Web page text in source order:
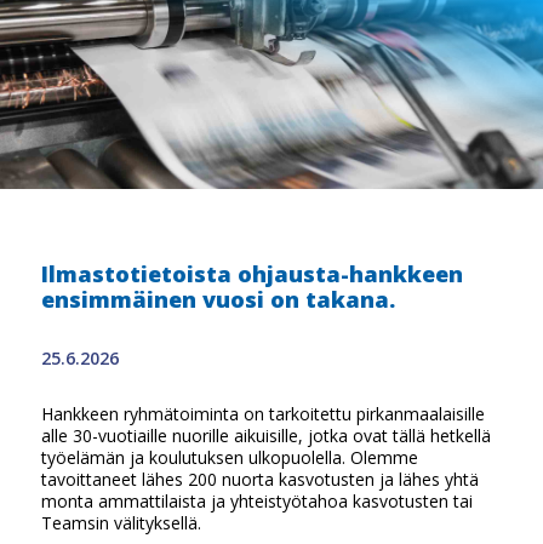
Ilmastotietoista ohjausta-hankkeen
ensimmäinen vuosi on takana.
25.6.2026
Hankkeen ryhmätoiminta on tarkoitettu pirkanmaalaisille
alle 30-vuotiaille nuorille aikuisille, jotka ovat tällä hetkellä
työelämän ja koulutuksen ulkopuolella. Olemme
tavoittaneet lähes 200 nuorta kasvotusten ja lähes yhtä
monta ammattilaista ja yhteistyötahoa kasvotusten tai
Teamsin välityksellä.